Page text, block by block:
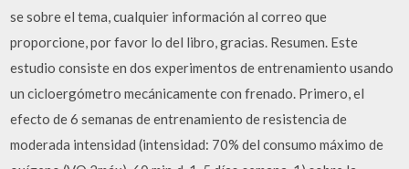
se sobre el tema, cualquier información al correo que
proporcione, por favor lo del libro, gracias. Resumen. Este
estudio consiste en dos experimentos de entrenamiento usando
un cicloergómetro mecánicamente con frenado. Primero, el
efecto de 6 semanas de entrenamiento de resistencia de
moderada intensidad (intensidad: 70% del consumo máximo de